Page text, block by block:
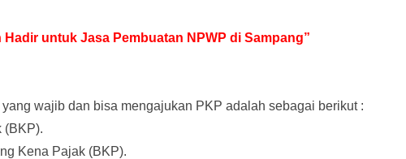
untuk Jasa Pembuatan NPWP di Sampang”
wajib dan bisa mengajukan PKP adalah sebagai berikut :
(BKP).
Kena Pajak (BKP).